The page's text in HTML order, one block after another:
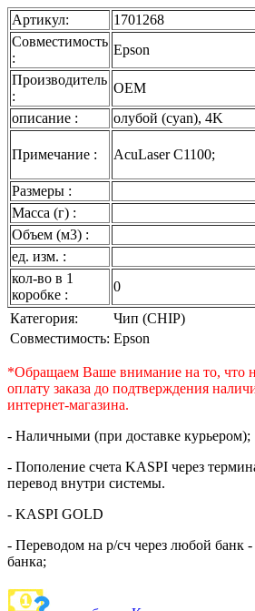
Артикул:
1701268
Совместимость
:
Epson
Производитель
:
OEM
описание :
олубой (cyan), 4K
Примечание : AcuLaser C1100;
Размеры :
Масса (г) :
Объем (м3) :
ед. изм. :
кол-во в 1
коробке :
0
Категория:
Чип (CHIP)
Совместимость: Epson
*Обращаем Ваше внимание на то, что
оплату заказа до подтверждения
интернет-магазина.
- Наличными (при доставке курьером);
- Пополение счета KASPI через
перевод внутри системы.
- KASPI GOLD
- Переводом на р/сч через любой банк
банка;